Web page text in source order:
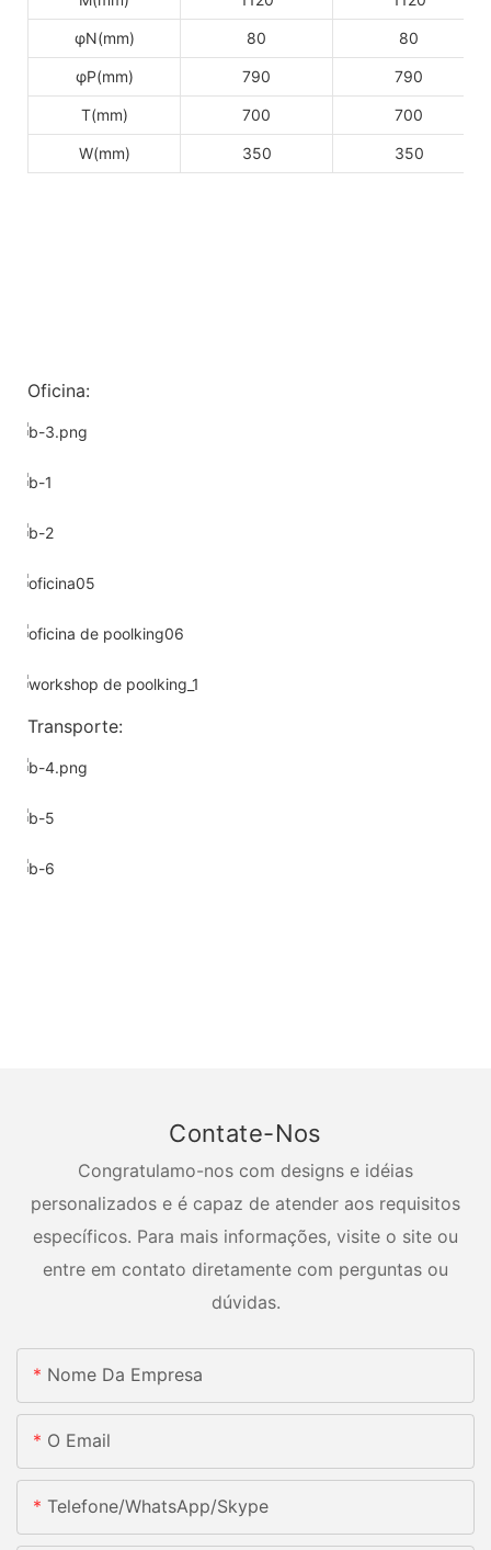
φN(mm) 80 80
φP(mm) 790 790
T(mm) 700 700
W(mm) 350 350
Oficina:
Transporte:
Contate-Nos
Congratulamo-nos com designs e idéias
personalizados e é capaz de atender aos requisitos
específicos. Para mais informações, visite o site ou
entre em contato diretamente com perguntas ou
dúvidas.
Nome Da Empresa
O Email
Telefone/whatsApp/skype